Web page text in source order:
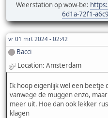
Weerstation op wow-be:
6d1a-72f1-
vr 01 mrt 2024 - 02:42
Bacci
Location: Amsterdam
Ik hoop eigenlijk wel een beetje
vanwege de muggen enzo,
meer uit. Hoe dan ook lekker
klagen